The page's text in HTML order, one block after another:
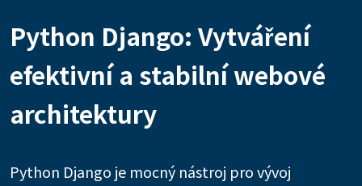
Python Django: Vytváření
efektivní a stabilní webové
architektury
Python Django je mocný nástroj pro vývoj